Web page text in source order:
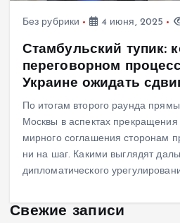
Без рубрики 4 июня, 2025
Стамбульский тупик:
переговорном
Украине ожидать
По итогам второго раунда
Москвы в аспектах
мирного соглашения сторонам
ни на шаг. Какими выглядят
дипломатического
Свежие записи